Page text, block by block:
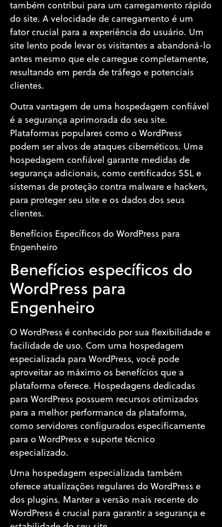
também contribui para um carregamento rápido
do site. A velocidade de carregamento é um
fator crucial para a experiência do usuário. Um
site lento pode levar os visitantes a abandoná-lo
antes mesmo que ele carregue completamente,
resultando em perda de tráfego e potenciais
clientes.
Outra vantagem de uma hospedagem confiável
é a segurança aprimorada do seu site.
Plataformas populares como o WordPress
podem ser alvos de ataques cibernéticos. Uma
hospedagem confiável garante medidas de
segurança adicionais, como certificados SSL e
sistemas de proteção contra malware e hackers,
para proteger seu site e os dados dos seus
clientes.
Benefícios Específicos do WordPress para
Engenheiro
Benefícios específicos do
WordPress para
Engenheiro
O WordPress é conhecido por sua flexibilidade e
facilidade de uso. Com uma hospedagem
especializada para WordPress, você pode
aproveitar ao máximo os benefícios que a
plataforma oferece. Hospedagens dedicadas
para WordPress possuem recursos otimizados
para a melhor performance da plataforma,
como servidores configurados especificamente
para o WordPress e suporte técnico
especializado.
Uma hospedagem especializada também
oferece atualizações regulares do WordPress e
dos plugins. Manter a versão mais recente do
WordPress é crucial para garantir a segurança e